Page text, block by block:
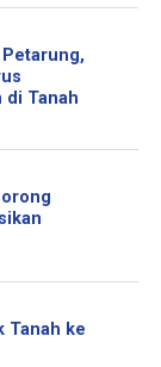
di Tanah
Tanah ke